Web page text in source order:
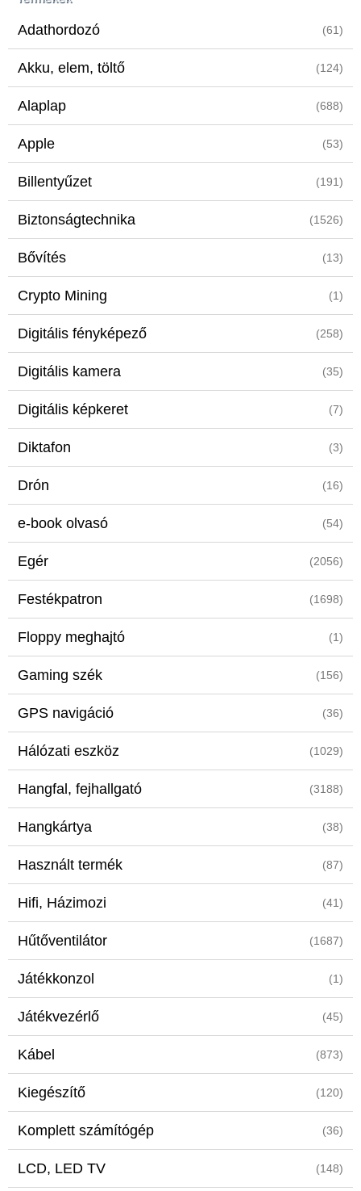
Adathordozó (61)
Akku, elem, töltő (124)
Alaplap (688)
Apple (53)
Billentyűzet (191)
Biztonságtechnika (1526)
Bővítés (13)
Crypto Mining (1)
Digitális fényképező (258)
Digitális kamera (35)
Digitális képkeret (7)
Diktafon (3)
Drón (16)
e-book olvasó (54)
Egér (2056)
Festékpatron (1698)
Floppy meghajtó (1)
Gaming szék (156)
GPS navigáció (36)
Hálózati eszköz (1029)
Hangfal, fejhallgató (3188)
Hangkártya (38)
Használt termék (87)
Hifi, Házimozi (41)
Hűtőventilátor (1687)
Játékkonzol (1)
Játékvezérlő (45)
Kábel (873)
Kiegészítő (120)
Komplett számítógép (36)
LCD, LED TV (148)